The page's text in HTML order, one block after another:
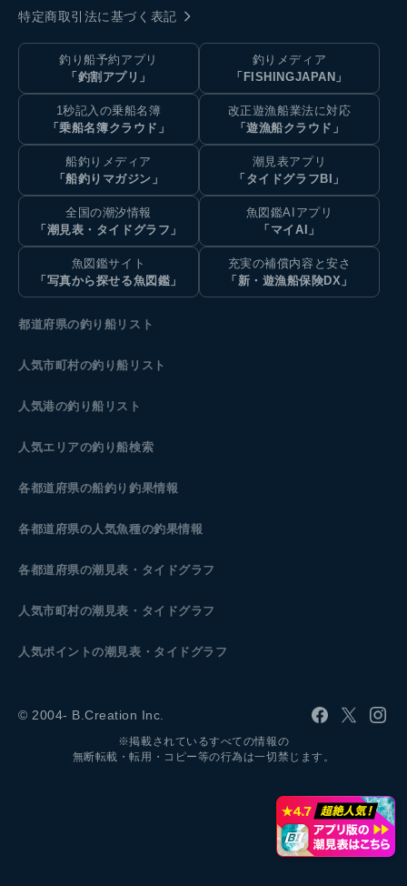
特定商取引法に基づく表記
釣り船予約アプリ
「釣割アプリ」
釣りメディア
「FISHINGJAPAN」
1秒記入の乗船名簿
「乗船名簿クラウド」
改正遊漁船業法に対応
「遊漁船クラウド」
船釣りメディア
「船釣りマガジン」
潮見表アプリ
「タイドグラフBI」
全国の潮汐情報
「潮見表・タイドグラフ」
魚図鑑AIアプリ
「マイAI」
魚図鑑サイト
「写真から探せる魚図鑑」
充実の補償内容と安さ
「新・遊漁船保険DX」
都道府県の釣り船リスト
人気市町村の釣り船リスト
人気港の釣り船リスト
人気エリアの釣り船検索
各都道府県の船釣り釣果情報
各都道府県の人気魚種の釣果情報
各都道府県の潮見表 ・タイドグラフ
人気市町村の潮見表・タイドグラフ
人気ポイントの潮見表・タイドグラフ
© 2004- B.Creation Inc.
※掲載されているすべての情報の
無断転載・転用・コピー等の行為は一切禁じます。